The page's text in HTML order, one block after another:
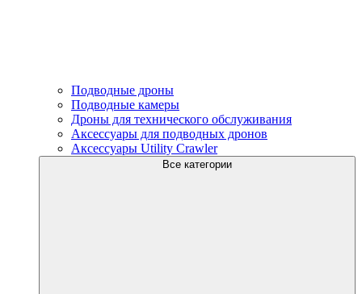
Подводные дроны
Подводные камеры
Дроны для технического обслуживания
Аксессуары для подводных дронов
Аксессуары Utility Crawler
Все категории